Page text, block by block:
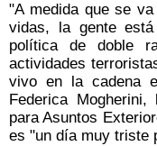
"A medida que se
vidas, la gente
política de doble
actividades
vivo en la cadena
Federica
para Asuntos
es "un día muy triste